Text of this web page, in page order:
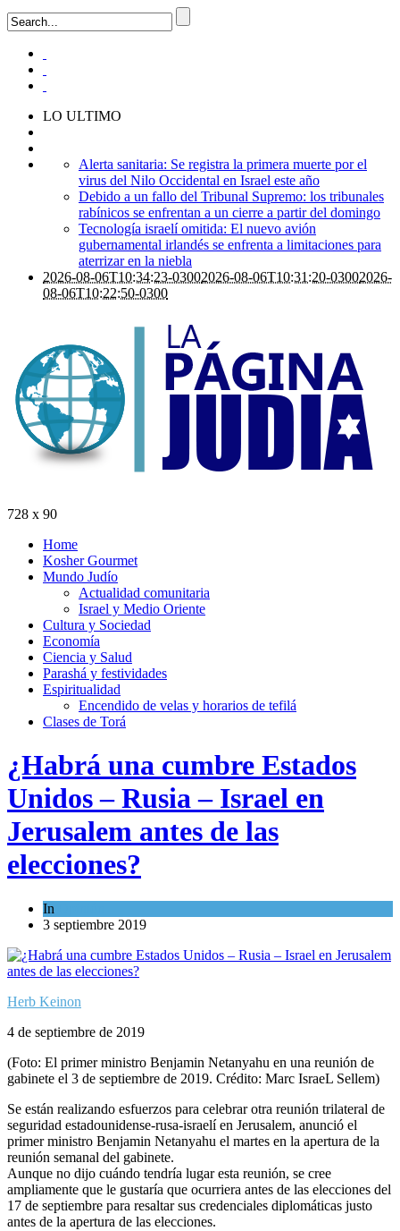
LO ULTIMO
Alerta sanitaria: Se registra la primera muerte por el
virus del Nilo Occidental en Israel este año
Debido a un fallo del Tribunal Supremo: los tribunales
rabínicos se enfrentan a un cierre a partir del domingo
Tecnología israelí omitida: El nuevo avión
gubernamental irlandés se enfrenta a limitaciones para
aterrizar en la niebla
2026-08-06T10:34:23-03002026-08-06T10:31:20-03002026-
08-06T10:22:50-0300
728 x 90
Home
Kosher Gourmet
Mundo Judío
Actualidad comunitaria
Israel y Medio Oriente
Cultura y Sociedad
Economía
Ciencia y Salud
Parashá y festividades
Espiritualidad
Encendido de velas y horarios de tefilá
Clases de Torá
¿Habrá una cumbre Estados
Unidos – Rusia – Israel en
Jerusalem antes de las
elecciones?
In
3 septiembre 2019
Herb Keinon
4 de septiembre de 2019
(Foto: El primer ministro Benjamin Netanyahu en una reunión de
gabinete el 3 de septiembre de 2019. Crédito: Marc IsraeL Sellem)
Se están realizando esfuerzos para celebrar otra reunión trilateral de
seguridad estadounidense-rusa-israelí en Jerusalem, anunció el
primer ministro Benjamin Netanyahu el martes en la apertura de la
reunión semanal del gabinete.
Aunque no dijo cuándo tendría lugar esta reunión, se cree
ampliamente que le gustaría que ocurriera antes de las elecciones del
17 de septiembre para resaltar sus credenciales diplomáticas justo
antes de la apertura de las elecciones.